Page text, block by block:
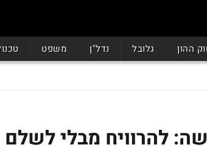
ההון גלובל נדל"ן משפט
להרוויח מבלי